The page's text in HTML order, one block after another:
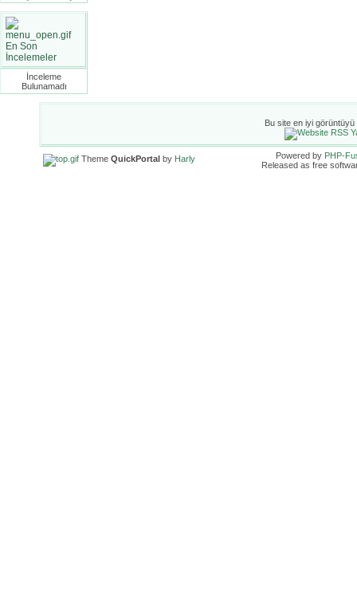
En Son
İncelemeler
İnceleme
Bulunamadı
Bu site en iyi görüntüyü
Theme QuickPortal by Harly Powered by PHP-
Released as free